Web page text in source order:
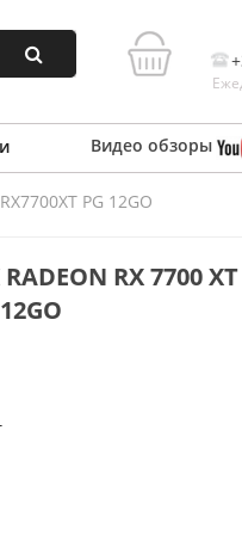
Видео обзоры
PG 12GO
RX 7700